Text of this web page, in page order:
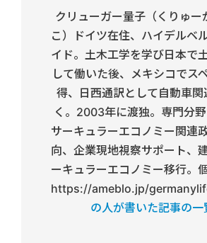
クリューガー量子（くりゅー
こ）ドイツ在住、ハイデルベ
イド。土木工学を学び日本で
して働いた後、メキシコでス
得、日西通訳として自動車関
く。2003年に渡独。専門分
サーキュラーエコノミー関連
向、企業現地視察サポート、
ーキュラーエコノミー移行。
https://ameblo.jp/
の人が書いた記事の一